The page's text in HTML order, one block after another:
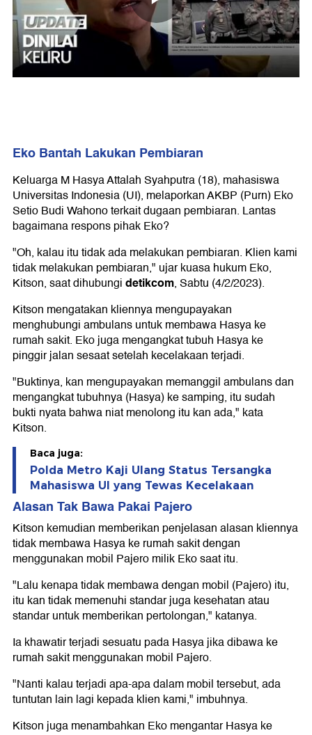
Eko Bantah Lakukan Pembiaran
Keluarga M Hasya Attalah Syahputra (18), mahasiswa
Universitas Indonesia (UI), melaporkan AKBP (Purn) Eko
Setio Budi Wahono terkait dugaan pembiaran. Lantas
bagaimana respons pihak Eko?
"Oh, kalau itu tidak ada melakukan pembiaran. Klien kami
tidak melakukan pembiaran," ujar kuasa hukum Eko,
Kitson, saat dihubungidetikcom, Sabtu (4/2/2023).
Kitson mengatakan kliennya mengupayakan
menghubungi ambulans untuk membawa Hasya ke
rumah sakit. Eko juga mengangkat tubuh Hasya ke
pinggir jalan sesaat setelah kecelakaan terjadi.
"Buktinya, kan mengupayakan memanggil ambulans dan
mengangkat tubuhnya (Hasya) ke samping, itu sudah
bukti nyata bahwa niat menolong itu kan ada," kata
Kitson.
Baca juga:
Polda Metro Kaji Ulang Status Tersangka
Mahasiswa UI yang Tewas Kecelakaan
Alasan Tak Bawa Pakai Pajero
Kitson kemudian memberikan penjelasan alasan kliennya
tidak membawa Hasya ke rumah sakit dengan
menggunakan mobil Pajero milik Eko saat itu.
"Lalu kenapa tidak membawa dengan mobil (Pajero) itu,
itu kan tidak memenuhi standar juga kesehatan atau
standar untuk memberikan pertolongan," katanya.
Ia khawatir terjadi sesuatu pada Hasya jika dibawa ke
rumah sakit menggunakan mobil Pajero.
"Nanti kalau terjadi apa-apa dalam mobil tersebut, ada
tuntutan lain lagi kepada klien kami," imbuhnya.
Kitson juga menambahkan Eko mengantar Hasya ke